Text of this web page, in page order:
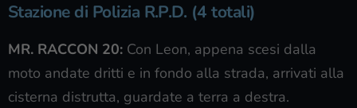
Stazione di Polizia R.P.D. (4 totali)
MR. RACCON 20: Con Leon, appena scesi dalla
moto andate dritti e in fondo alla strada, arrivati alla
cisterna distrutta, guardate a terra a destra.